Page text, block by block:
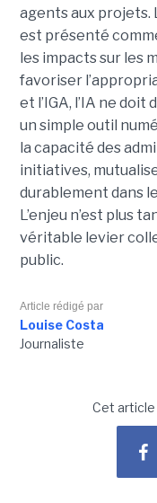
agents aux projets.
est présenté
les impacts sur les
favoriser
et l’IGA, l’IA ne
un simple outil
la capacité des
initiatives,
durablement dans
L’enjeu n’est plus
véritable levier
public.
Article rédigé par
Louise Costa
Journaliste
Cet article